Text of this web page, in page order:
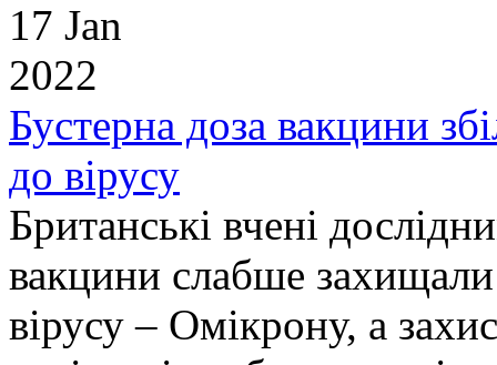
17 Jan
2022
Бустерна доза вакцини
до вірусу
Британські вчені
вакцини слабше
вірусу – Омікрону, а